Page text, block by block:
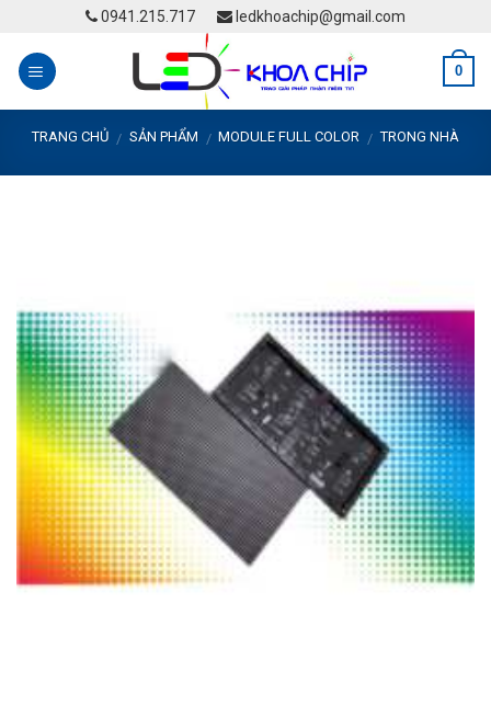
content
0941.215.717 ledkhoachip@gmail.com
0
TRANG CHỦ / SẢN PHẨM / MODULE FULL COLOR / TRONG NHÀ